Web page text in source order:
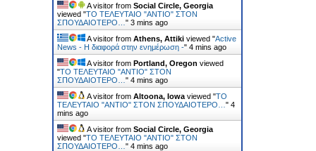
A visitor from Social Circle, Georgia
viewed "ΤΟ ΤΕΛΕΥΤΑΙΟ "ΑΝΤΙΟ" ΣΤΟΝ
ΣΠΟΥΔΑΙΟΤΕΡΟ… " 3 mins ago
A visitor from Athens, Attiki viewed "Active
News - Η διαφορά στην ενημέρωση -" 4 mins ago
A visitor from Portland, Oregon viewed
"ΤΟ ΤΕΛΕΥΤΑΙΟ "ΑΝΤΙΟ" ΣΤΟΝ
ΣΠΟΥΔΑΙΟΤΕΡΟ… " 4 mins ago
A visitor from Altoona, Iowa viewed "ΤΟ
ΤΕΛΕΥΤΑΙΟ "ΑΝΤΙΟ" ΣΤΟΝ ΣΠΟΥΔΑΙΟΤΕΡΟ… " 4
mins ago
A visitor from Social Circle, Georgia
viewed "ΤΟ ΤΕΛΕΥΤΑΙΟ "ΑΝΤΙΟ" ΣΤΟΝ
ΣΠΟΥΔΑΙΟΤΕΡΟ… " 4 mins ago